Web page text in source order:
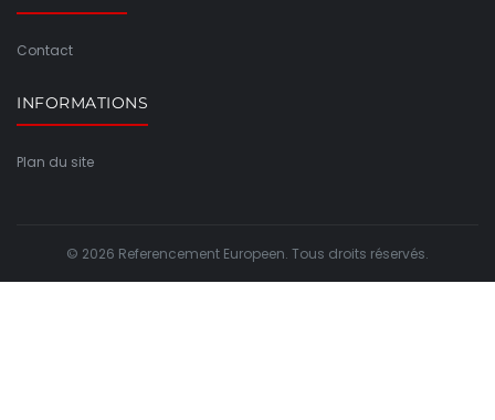
Contact
INFORMATIONS
Plan du site
© 2026 Referencement Europeen. Tous droits réservés.